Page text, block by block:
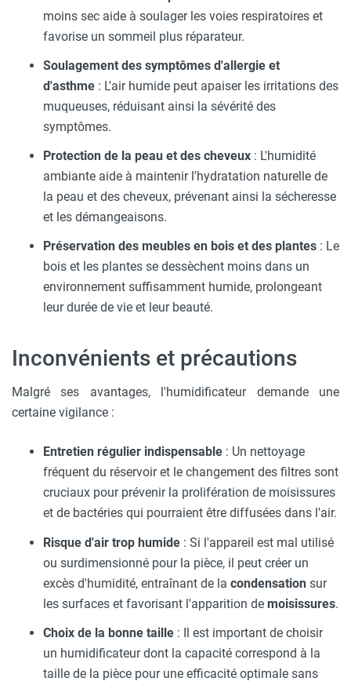
moins sec aide à soulager les voies respiratoires et
favorise un sommeil plus réparateur.
Soulagement des symptômes d'allergie et
d'asthme : L'air humide peut apaiser les irritations des
muqueuses, réduisant ainsi la sévérité des
symptômes.
Protection de la peau et des cheveux : L'humidité
ambiante aide à maintenir l'hydratation naturelle de
la peau et des cheveux, prévenant ainsi la sécheresse
et les démangeaisons.
Préservation des meubles en bois et des plantes : Le
bois et les plantes se dessèchent moins dans un
environnement suffisamment humide, prolongeant
leur durée de vie et leur beauté.
Inconvénients et précautions
Malgré ses avantages, l'humidificateur demande une
certaine vigilance :
Entretien régulier indispensable : Un nettoyage
fréquent du réservoir et le changement des filtres sont
cruciaux pour prévenir la prolifération de moisissures
et de bactéries qui pourraient être diffusées dans l'air.
Risque d'air trop humide : Si l'appareil est mal utilisé
ou surdimensionné pour la pièce, il peut créer un
excès d'humidité, entraînant de la condensation sur
les surfaces et favorisant l'apparition de moisissures.
Choix de la bonne taille : Il est important de choisir
un humidificateur dont la capacité correspond à la
taille de la pièce pour une efficacité optimale sans